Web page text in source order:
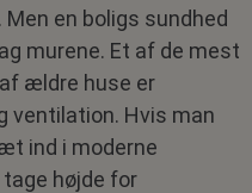
en boligs sundhed
murene. Et af de mest
ældre huse er
ventilation. Hvis man
ind i moderne
højde for